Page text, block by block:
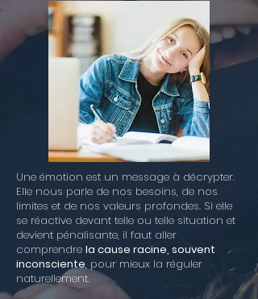
Une émotion est un message à décrypter.
Elle nous parle de nos besoins, de nos
limites et de nos valeurs profondes. Si elle
se réactive devant telle ou telle situation et
devient pénalisante, il faut aller
comprendre la cause racine, souvent
inconsciente, pour mieux la réguler
naturellement.